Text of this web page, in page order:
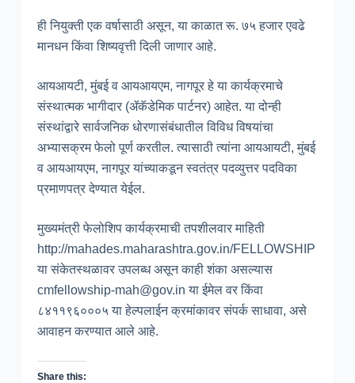
ही नियुक्ती एक वर्षासाठी असून, या काळात रू. ७५ हजार एवढे
मानधन किंवा शिष्यवृत्ती दिली जाणार आहे.
आयआयटी, मुंबई व आयआयएम, नागपूर हे या कार्यक्रमाचे
संस्थात्मक भागीदार (ॲकॅडेमिक पार्टनर) आहेत. या दोन्ही
संस्थांद्वारे सार्वजनिक धोरणासंबंधातील विविध विषयांचा
अभ्यासक्रम फेलो पूर्ण करतील. त्यासाठी त्यांना आयआयटी, मुंबई
व आयआयएम, नागपूर यांच्याकडून स्वतंत्र पदव्युत्तर पदविका
प्रमाणपत्र देण्यात येईल.
मुख्यमंत्री फेलोशिप कार्यक्रमाची तपशीलवार माहिती
http://mahades.maharashtra.gov.in/FELLOWSHIP
या संकेतस्थळावर उपलब्ध असून काही शंका असल्यास
cmfellowship-mah@gov.in या ईमेल वर किंवा
८४११९६०००५ या हेल्पलाईन क्रमांकावर संपर्क साधावा, असे
आवाहन करण्यात आले आहे.
Share this: